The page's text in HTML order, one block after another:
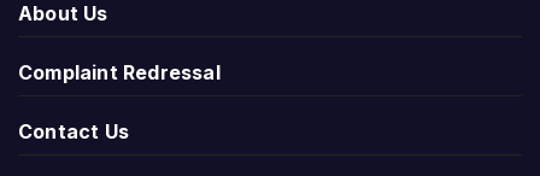
About Us
Complaint Redressal
Contact Us